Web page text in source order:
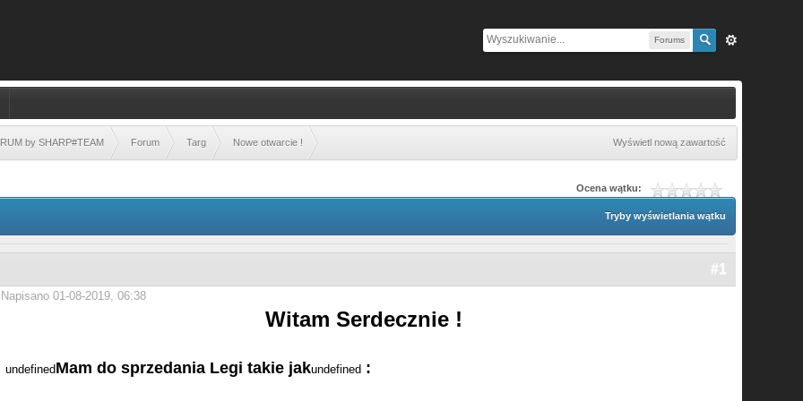
Forums
by SHARP#TEAM Forum Targ Nowe otwarcie ! Wyświetl nową zawartość
Ocena wątku:
Tryby wyświetlania wątku
#1
Napisano 01-08-2019, 06:38
Witam Serdecznie !
undefinedMam do sprzedania Legi takie jakundefined :